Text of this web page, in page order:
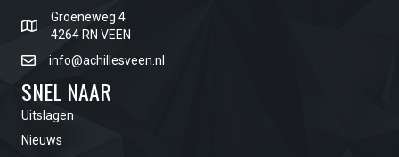
Groeneweg 4
4264 RN VEEN
info@achillesveen.nl
SNEL NAAR
Uitslagen
Nieuws